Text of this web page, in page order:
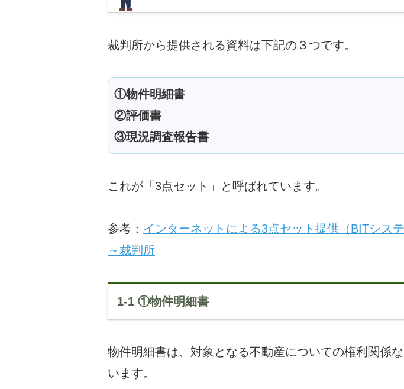
裁判所から提供される資料は下記の３つです。
①物件明細書
②評価書
③現況調査報告書
これが「3点セット」と呼ばれています。
参考： インターネットによる3点セット提供（BITシス
～裁判所
1-1 ①物件明細書
物件明細書は、対象となる不動産についての権利関係
います。